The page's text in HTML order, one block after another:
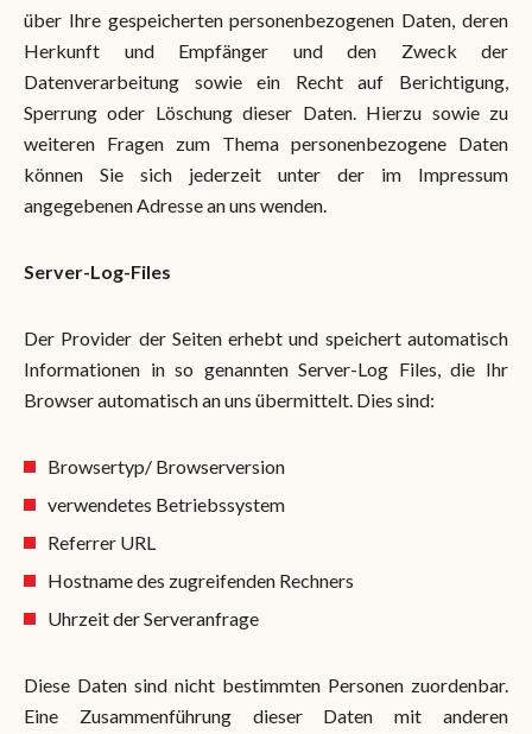
über Ihre gespeicherten personenbezogenen Daten, deren
Herkunft und Empfänger und den Zweck der
Datenverarbeitung sowie ein Recht auf Berichtigung,
Sperrung oder Löschung dieser Daten. Hierzu sowie zu
weiteren Fragen zum Thema personenbezogene Daten
können Sie sich jederzeit unter der im Impressum
angegebenen Adresse an uns wenden.
Server-Log-Files
Der Provider der Seiten erhebt und speichert automatisch
Informationen in so genannten Server-Log Files, die Ihr
Browser automatisch an uns übermittelt. Dies sind:
Browsertyp/ Browserversion
verwendetes Betriebssystem
Referrer URL
Hostname des zugreifenden Rechners
Uhrzeit der Serveranfrage
Diese Daten sind nicht bestimmten Personen zuordenbar.
Eine Zusammenführung dieser Daten mit anderen